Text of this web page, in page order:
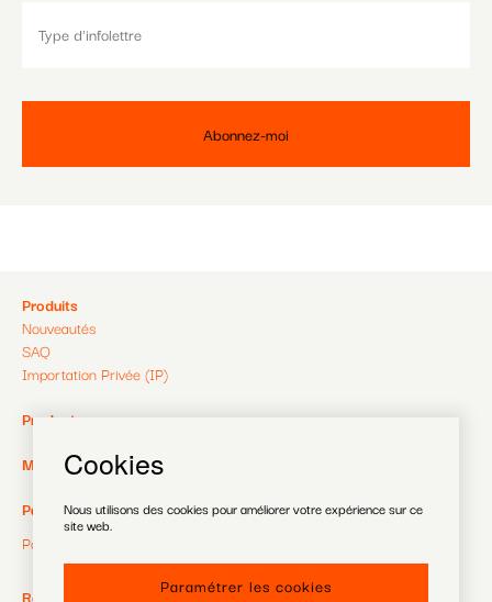
Cookies
Nous utilisons des cookies pour améliorer votre expérience sur ce
site web.
Paramétrer les cookies
Pied
de
page
Produits
Nouveautés
SAQ
Importation Privée (IP)
Pied
de
page
2
Producteurs
Pied
de
page
MagaZine
Pied
de
Payer
Politique de confidentialité
RéZin